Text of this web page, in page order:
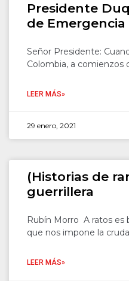
Presidente
de Emergencia
Señor Presidente:
Colombia, a comienzos
LEER MÁS»
29 enero, 2021
(Historias de
guerrillera
Rubín Morro A ratos es
que nos impone la cruda
LEER MÁS»